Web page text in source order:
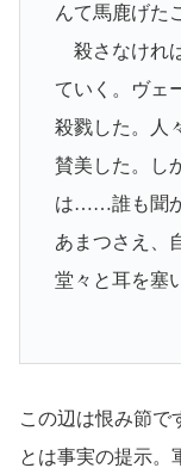
んて馬鹿げた
殺さなけれ
ていく。ヴェ
殺戮した。人
賛美した。し
は……誰も聞か
あまつさえ、
堂々と耳を塞
この辺は恨み節で
とは事実の提示。